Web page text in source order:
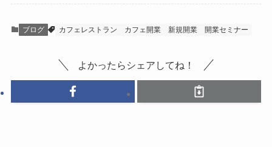
ブログ カフェレストラン カフェ開業 新規開業 開業セミナー
よかったらシェアしてね！